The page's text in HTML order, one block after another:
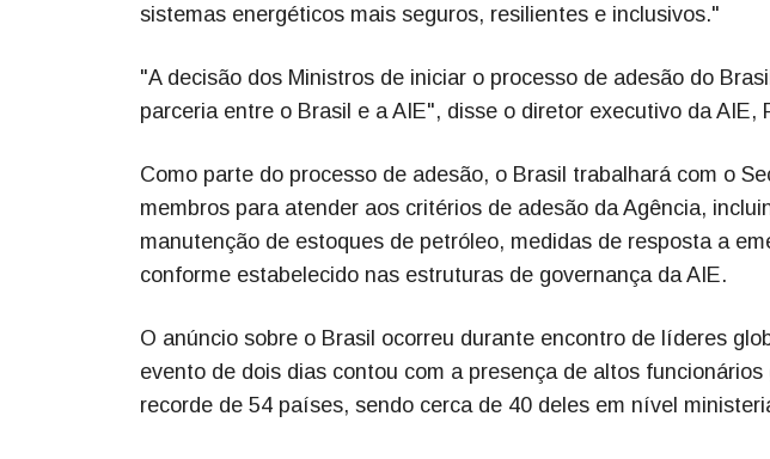
sistemas energéticos mais seguros, resilientes e inclusivos."
"A decisão dos Ministros de iniciar o processo de adesão do
parceria entre o Brasil e a AIE", disse o diretor executivo da AIE,
Como parte do processo de adesão, o Brasil trabalhará com o
membros para atender aos critérios de adesão da Agência,
manutenção de estoques de petróleo, medidas de resposta a
conforme estabelecido nas estruturas de governança da AIE.
O anúncio sobre o Brasil ocorreu durante encontro de líderes
evento de dois dias contou com a presença de altos
recorde de 54 países, sendo cerca de 40 deles em nível